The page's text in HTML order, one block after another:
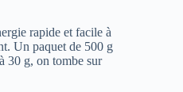
rapide et facile à
Un paquet de 500 g
30 g, on tombe sur